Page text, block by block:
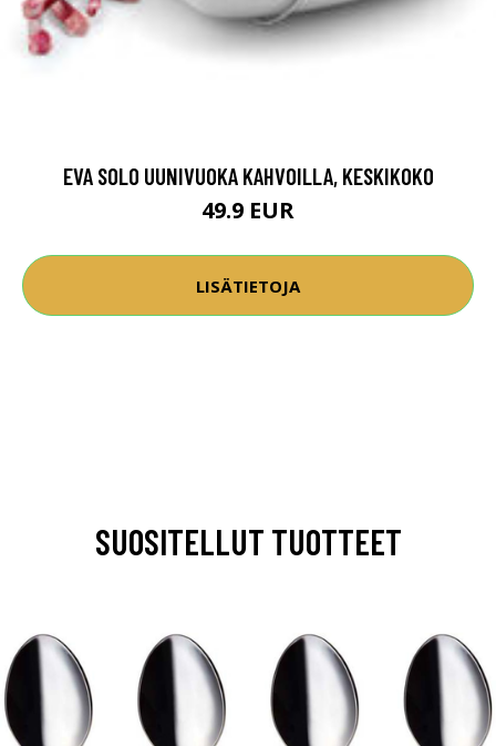
EVA SOLO UUNIVUOKA KAHVOILLA, KESKIKOKO
49.9 EUR
LISÄTIETOJA
SUOSITELLUT TUOTTEET